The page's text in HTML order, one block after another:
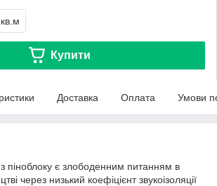
Купити
Доставка Оплата Умови
з піноблоку є злободенним питанням в
через низький коефіцієнт звукоізоляції